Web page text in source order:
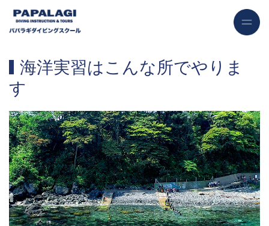
海洋実習はこんな所でやりま
す